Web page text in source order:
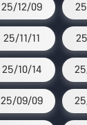
25/12/09
25/11/11
25/10/14
25/09/09